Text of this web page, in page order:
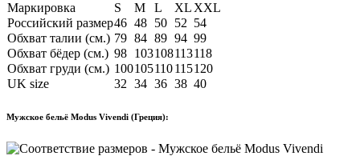
Маркировка S M L XL XXL
Российский размер46 48 50 52 54
Обхват талии (см.) 79 84 89 94 99
Обхват бёдер (см.) 98 103108113118
Обхват груди (см.) 100105110115120
UK size
32 34 36 38 40
Мужское бельё Modus Vivendi (Греция):